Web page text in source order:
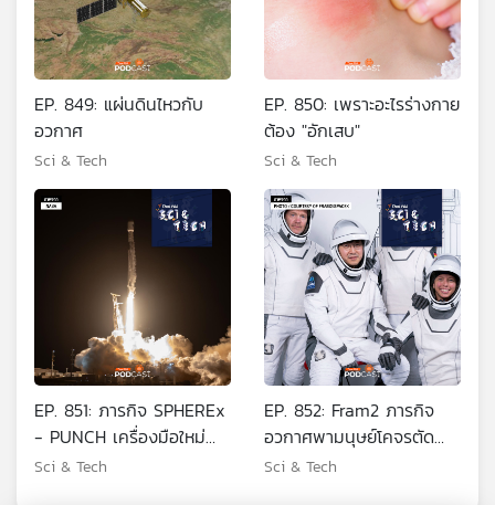
EP. 849: แผ่นดินไหวกับ
อวกาศ
Sci & Tech
EP. 850: เพราะอะไรร่างกาย
ต้อง "อักเสบ"
Sci & Tech
EP. 851: ภารกิจ SPHEREx
- PUNCH เครื่องมือใหม่
ของการสำรวจจักรวาล
Sci & Tech
EP. 852: Fram2 ภารกิจ
อวกาศพามนุษย์โคจรตัด
ผ่านขั้วโลก
Sci & Tech